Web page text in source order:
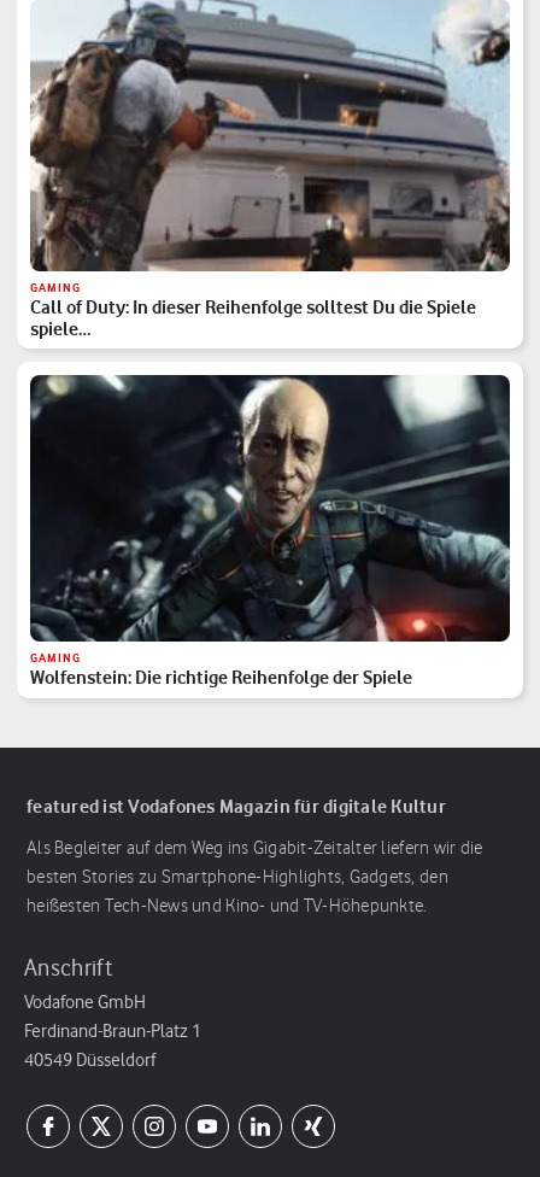
GAMING
Call of Duty: In dieser Reihenfolge solltest Du die Spiele
spiele…
GAMING
Wolfenstein: Die richtige Reihenfolge der Spiele
featured ist Vodafones Magazin für digitale Kultur
Als Begleiter auf dem Weg ins Gigabit-Zeitalter liefern wir die
besten Stories zu Smartphone-Highlights, Gadgets, den
heißesten Tech-News und Kino- und TV-Höhepunkte.
Anschrift
Vodafone GmbH
Ferdinand-Braun-Platz 1
40549 Düsseldorf